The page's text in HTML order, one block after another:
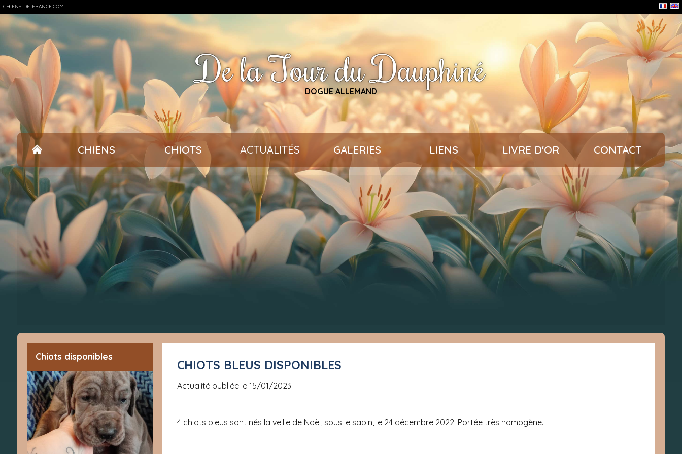
CHIENS-DE-FRANCE.COM
De la Tour du Dauphiné
DOGUE ALLEMAND
CHIENS CHIOTS ACTUALITÉS GALERIES LIENS LIVRE D'OR CONTACT
Chiots disponibles
CHIOTS BLEUS DISPONIBLES
Actualité publiée le 15/01/2023
4 chiots bleus sont nés la veille de Noël, sous le sapin, le 24 décembre 2022. Portée très homogène.